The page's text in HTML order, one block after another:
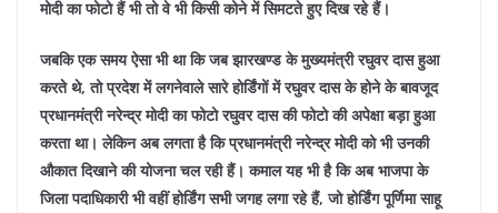
मोदी का फोटो हैं भी तो वे भी किसी कोने में सिमटते हुए दिख रहे हैं।
जबकि एक समय ऐसा भी था कि जब झारखण्ड के मुख्यमंत्री रघुवर दास हुआ
करते थे, तो प्रदेश में लगनेवाले सारे होर्डिंगों में रघुवर दास के होने के बावजूद
प्रधानमंत्री नरेन्द्र मोदी का फोटो रघुवर दास की फोटो की अपेक्षा बड़ा हुआ
करता था। लेकिन अब लगता है कि प्रधानमंत्री नरेन्द्र मोदी को भी उनकी
औकात दिखाने की योजना चल रही हैं। कमाल यह भी है कि अब भाजपा के
जिला पदाधिकारी भी वहीं होर्डिंग सभी जगह लगा रहे हैं, जो होर्डिंग पूर्णिमा साहू